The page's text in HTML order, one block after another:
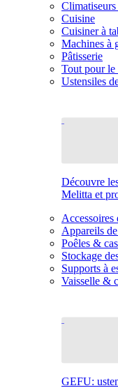
Cuisine
Cuisiner à
Machines à
Pâtisserie
Tout pour le
Ustensiles
Découvre
Melitta et
Accessoires
Appareils
Poêles &
Stockage
Supports à
Vaisselle &
GEFU: